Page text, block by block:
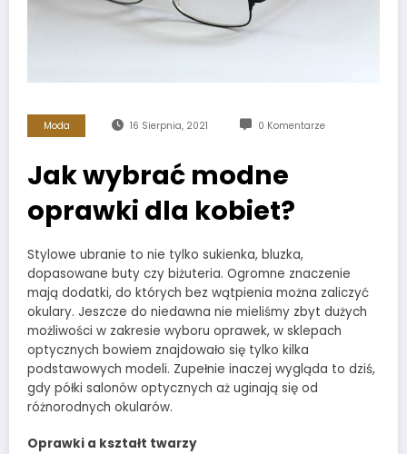
Moda 16 Sierpnia, 2021 0 Komentarze
Jak wybrać modne
oprawki dla kobiet?
Stylowe ubranie to nie tylko sukienka, bluzka,
dopasowane buty czy biżuteria. Ogromne znaczenie
mają dodatki, do których bez wątpienia można zaliczyć
okulary. Jeszcze do niedawna nie mieliśmy zbyt dużych
możliwości w zakresie wyboru oprawek, w sklepach
optycznych bowiem znajdowało się tylko kilka
podstawowych modeli. Zupełnie inaczej wygląda to dziś,
gdy półki salonów optycznych aż uginają się od
różnorodnych okularów.
Oprawki a kształt twarzy